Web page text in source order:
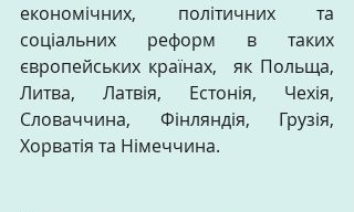
економічних, політичних та
соціальних реформ в таких
європейських країнах,  як Польща,
Литва, Латвія, Естонія, Чехія,
Словаччина, Фінляндія, Грузія,
Хорватія та Німеччина.